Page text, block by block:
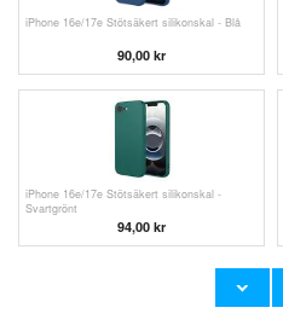
iPhone 16e/17e Stötsäkert silikonskal - Blå
90,00 kr
iPhone 16e/17e Stötsäkert silikonskal -
Svartgrönt
94,00 kr